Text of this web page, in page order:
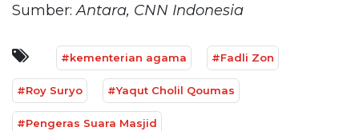
Sumber:Antara, CNN Indonesia
#kementerian agama #Fadli Zon
#Roy Suryo #Yaqut Cholil Qoumas
#Pengeras Suara Masjid